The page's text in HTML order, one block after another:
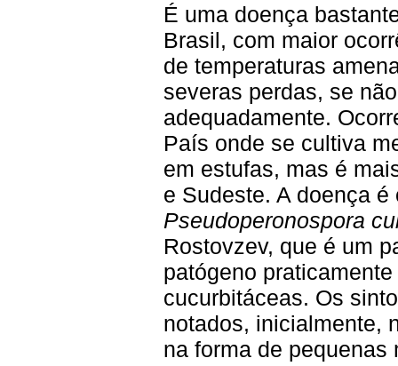
É uma doença
Brasil, com maior
de temperaturas
severas perdas, se
adequadamente.
País onde se cultiva
em estufas, mas é
e Sudeste. A doença
Pseudoperonospora
Rostovzev, que é um
patógeno
cucurbitáceas. Os
notados, inicialmente,
na forma de